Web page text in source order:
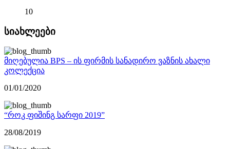
10
სიახლეები
მიღებულია BPS – ის ფირმის სანადირო ვაზნის ახალი
კოლექცია
01/01/2020
“როკ ფიშინგ სარფი 2019”
28/08/2019